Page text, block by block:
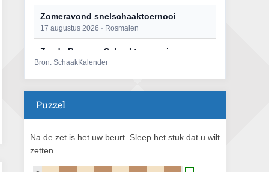
Zomeravond snelschaaktoernooi
17 augustus 2026 · Rosmalen
Zesde Bomans Schaaktoernooi
17 augustus 2026 · Haarlem
Persoonlijk Kampioenschap RSB/RSB
Mat op ‘t Wad
Bron: SchaakKalender
Puzzel
Na de zet is het uw beurt. Sleep het stuk dat u wilt
zetten.